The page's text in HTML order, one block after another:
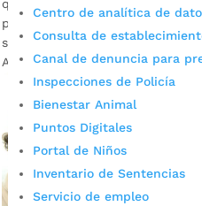
Centro de analítica de
Consulta de
Canal de denuncia para
Inspecciones de Policía
Bienestar Animal
Puntos Digitales
Portal de Niños
Inventario de Sentencias
Servicio de empleo
que adjudicó el Gobierno del
para garantizarle al sector rural
sus vías de acceso. Fotografía:
Alcaldía de Bucaramanga La